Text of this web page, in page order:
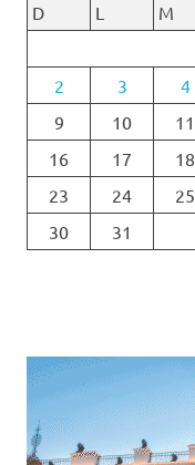
D
L M
2
3 4
9
10 11
16
17 18
23
24 25
30
31